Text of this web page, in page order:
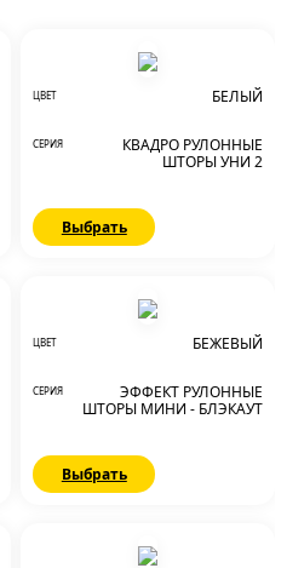
ЦВЕТ БЕЛЫЙ
СЕРИЯ
КВАДРО РУЛОННЫЕ
ШТОРЫ УНИ 2
Выбрать
ЦВЕТ БЕЖЕВЫЙ
СЕРИЯ
ЭФФЕКТ РУЛОННЫЕ
ШТОРЫ МИНИ - БЛЭКАУТ
Выбрать